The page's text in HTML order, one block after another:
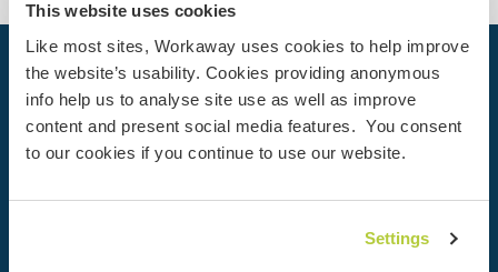
This website uses cookies
Like most sites, Workaway uses cookies to help improve
the website’s usability. Cookies providing anonymous
info help us to analyse site use as well as improve
content and present social media features. You consent
to our cookies if you continue to use our website.
Settings
Votre prochaine aventure commence
aujourd’hui
Rejoignez dès aujourd’hui la communauté Workaway et
000 opportunités aux quatre coins du monde.